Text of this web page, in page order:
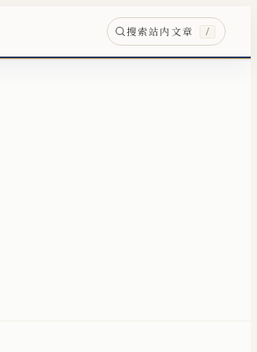
搜索站内文章 /